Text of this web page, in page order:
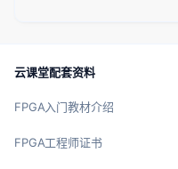
云课堂配套资料
FPGA入门教材介绍
FPGA工程师证书